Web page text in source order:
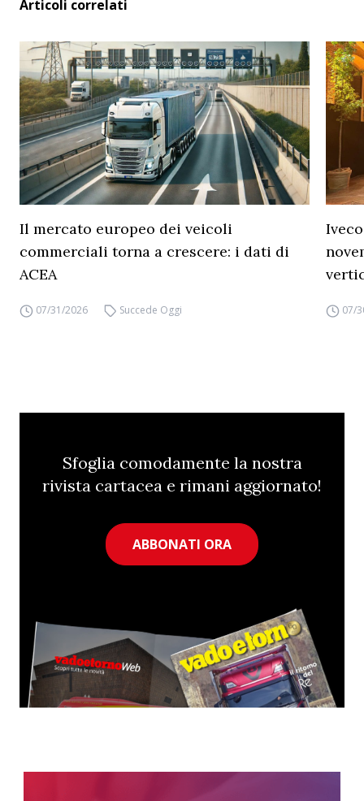
Articoli correlati
Il mercato europeo dei veicoli
commerciali torna a crescere: i dati di
ACEA
07/31/2026 Succede Oggi 07/
Sfoglia comodamente la nostra
rivista cartacea e rimani aggiornato!
ABBONATI ORA